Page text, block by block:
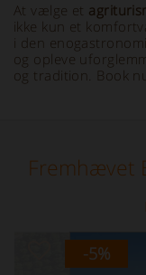
At vælge et
ikke kun et
i den
og opleve
og tradition. Book
Fremhævet
-5%